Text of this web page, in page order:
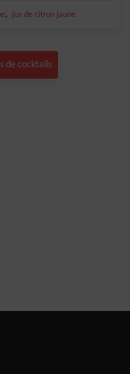
, jus de citron jaune
de cocktails